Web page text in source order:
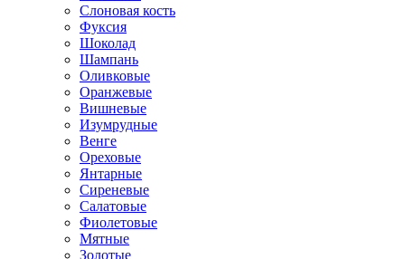
Слоновая кость
Фуксия
Шоколад
Шампань
Оливковые
Оранжевые
Вишневые
Изумрудные
Венге
Ореховые
Янтарные
Сиреневые
Салатовые
Фиолетовые
Мятные
Золотые